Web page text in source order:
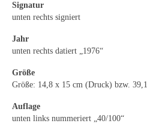
Paul Segieth
Richard Sprick
Helmut Diekmann
Signatur
unten rechts signiert
Jahr
unten rechts datiert „1976“
Größe
Größe: 14,8 x 15 cm (Druck) bzw.
Auflage
unten links nummeriert „40/100“